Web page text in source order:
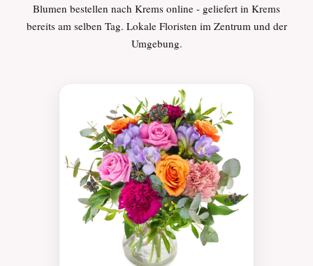
Blumen bestellen nach Krems online - geliefert in Krems
bereits am selben Tag. Lokale Floristen im Zentrum und der
Umgebung.